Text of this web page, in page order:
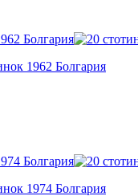
1962 Болгария
1974 Болгария